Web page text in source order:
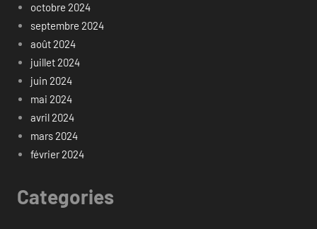
octobre 2024
septembre 2024
août 2024
juillet 2024
juin 2024
mai 2024
avril 2024
mars 2024
février 2024
Categories